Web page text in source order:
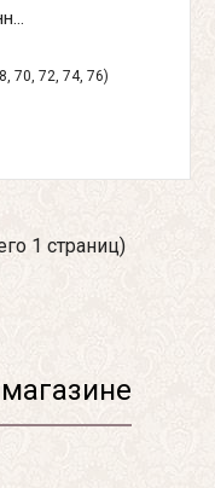
70, 72, 74, 76)
1 страниц)